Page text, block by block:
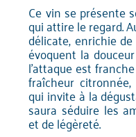
Ce vin se présente
qui attire le regard.
délicate, enrichie
évoquent la
l'attaque est
fraîcheur
qui invite à la
saura séduire les
et de légèreté.